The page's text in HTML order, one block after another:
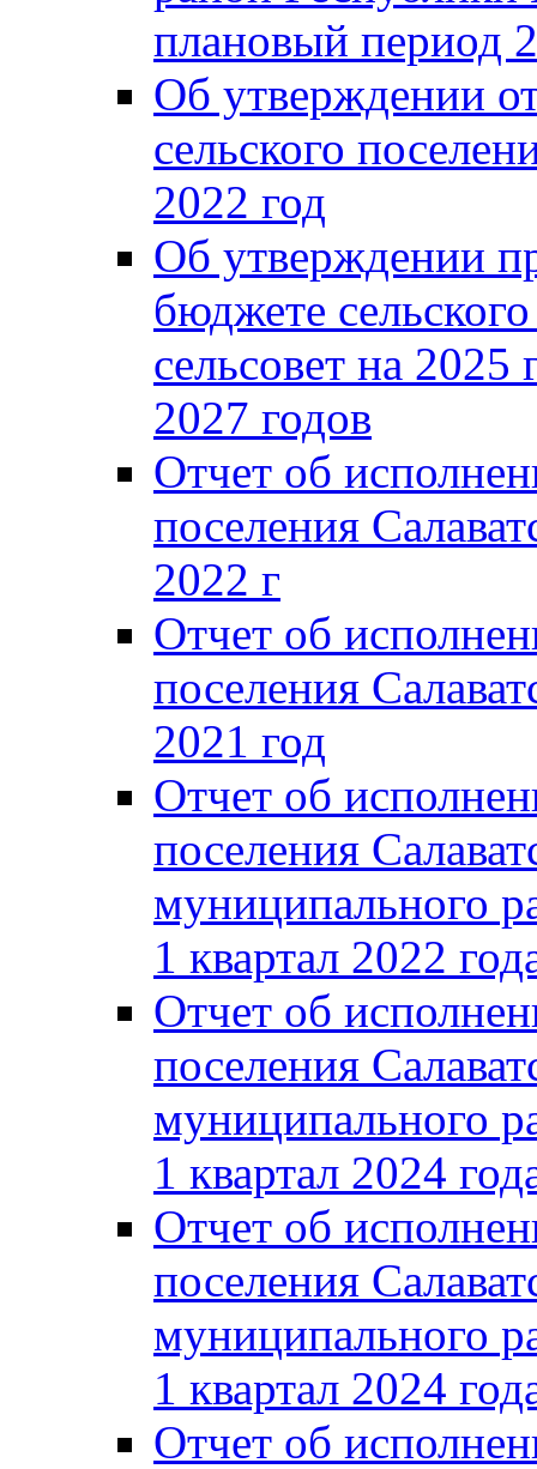
плановый период
Об утверждении
сельского
2022 год
Об утверждении
бюджете
сельсовет на
2027 годов
Отчет об
поселения
2022 г
Отчет об
поселения
2021 год
Отчет об
поселения
муниципального
1 квартал 2022
Отчет об
поселения
муниципального
1 квартал 2024
Отчет об
поселения
муниципального
1 квартал 2024
Отчет об